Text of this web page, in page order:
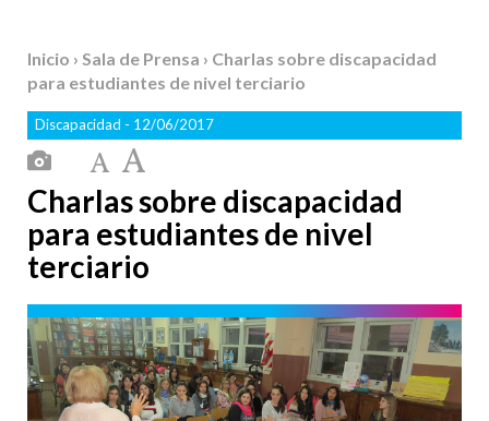
Inicio › Sala de Prensa › Charlas sobre discapacidad
para estudiantes de nivel terciario
Discapacidad - 12/06/2017
Charlas sobre discapacidad
para estudiantes de nivel
terciario